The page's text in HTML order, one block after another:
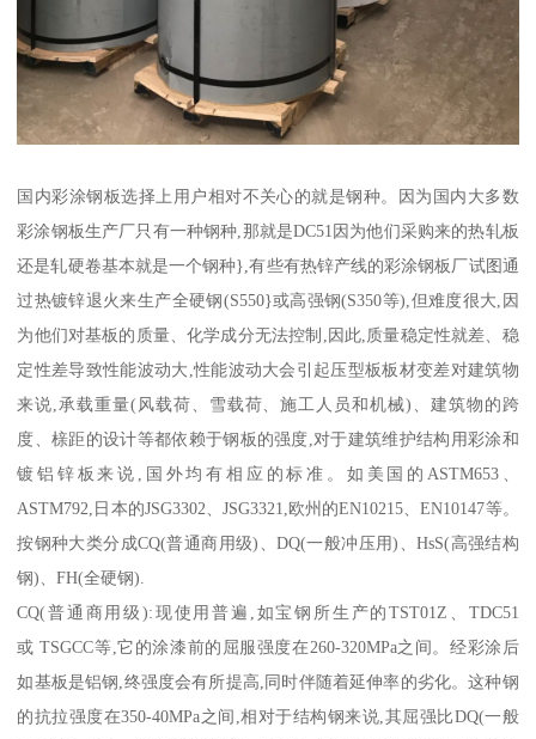
国内彩涂钢板选择上用户相对不关心的就是钢种。因为国内大多数
彩涂钢板生产厂只有一种钢种,那就是DC51因为他们采购来的热轧板
还是轧硬卷基本就是一个钢种},有些有热锌产线的彩涂钢板厂试图通
过热镀锌退火来生产全硬钢(S550}或高强钢(S350等),但难度很大,因
为他们对基板的质量、化学成分无法控制,因此,质量稳定性就差、稳
定性差导致性能波动大,性能波动大会引起压型板板材变差对建筑物
来说,承载重量(风载荷、雪载荷、施工人员和机械)、建筑物的跨
度、榇距的设计等都依赖于钢板的强度,对于建筑维护结构用彩涂和
镀铝锌板来说,国外均有相应的标准。如美国的ASTM653、
ASTM792,日本的JSG3302、JSG3321,欧州的EN10215、EN10147等。
按钢种大类分成CQ(普通商用级)、DQ(一般冲压用)、HsS(高强结构
钢)、FH(全硬钢).
CQ(普通商用级):现使用普遍,如宝钢所生产的TST01Z、TDC51
或 TSGCC等,它的涂漆前的屈服强度在260-320MPa之间。经彩涂后
如基板是铝钢,终强度会有所提高,同时伴随着延伸率的劣化。这种钢
的抗拉强度在350-40MPa之间,相对于结构钢来说,其屈强比DQ(一般